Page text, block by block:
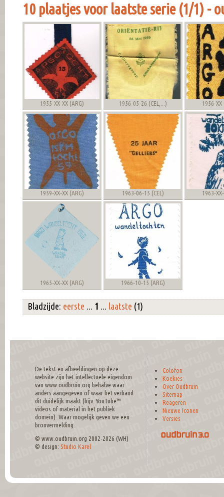
10 plaatjes voor laatste serie (1/1) -
1955-XX-XX (ARG) 1956-05-26 (CEL,...) 1956-
1959-XX-XX (ARG) 1963-06-15 (CEL) 1963-
1965-XX-XX (ARG) 1966-10-15 (ARG)
Bladzijde: eerste ... 1 ... laatste (1)
De tekst en afbeeldingen op deze
website zijn het intellectuele eigendom
van www.oudbruin.org behalve waar
anders aangegeven of waar het verband
dit duidelijk maakt (bijv. YouTube™
videos of material in het publiek
domein). Waar mogelijk geven we een
bronvermelding.
© www.oudbruin.org 2002-2026 (WH)
© design: Studio Karel
Colofon
Koekies
Over Oudbruin
Sitemap
Reageren
Nieuwe Iconen
Versies